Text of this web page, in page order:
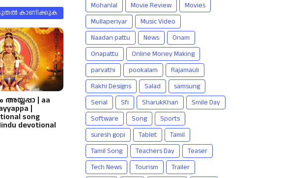
കാണിക്കുക
| aa
|
song
devotional
Mohanlal
Movie Review
Movies
Mullaperiyar
Music Video
Naadan pattu
News
Onam
Onapattu
Online Money Making
parvathi
pookalam
Rajamauli
Rakhi Designs
Salad
samsung
Serial
Sfi SharukKhan
Smile Day
Software
Song
Sports
suresh gopi
Tablet
Tamil
Tamil Song
Teachers Day
Teaser
Tech News
Tourism
Trailer